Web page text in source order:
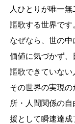
人ひとりが唯一
謳歌する世界です
なぜなら、世の
価値に気づかず
謳歌できていない
その世界の実現
所・人間関係の
援として瞬速達